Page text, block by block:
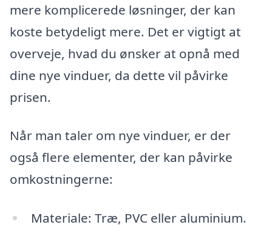
mere komplicerede løsninger, der kan
koste betydeligt mere. Det er vigtigt at
overveje, hvad du ønsker at opnå med
dine nye vinduer, da dette vil påvirke
prisen.
Når man taler om nye vinduer, er der
også flere elementer, der kan påvirke
omkostningerne:
Materiale: Træ, PVC eller aluminium.